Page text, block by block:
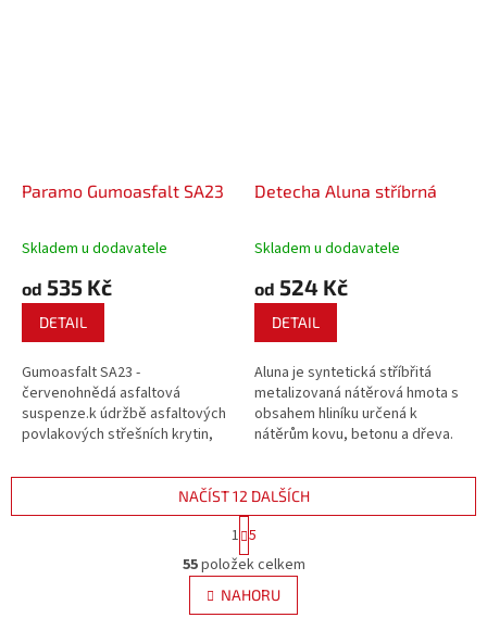
Paramo Gumoasfalt SA23
Skladem u dodavatele
od 535 Kč
DETAIL
Gumoasfalt SA23 -
červenohnědá asfaltová
suspenze.k údržbě asfaltových
povlakových střešních krytin,
střešních plášťů, těsněni
Detecha Aluna stříbrná
Skladem u dodavatele
od 524 Kč
DETAIL
Aluna je syntetická stříbřitá
metalizovaná nátěrová hmota s
obsahem hliníku určená k
nátěrům kovu, betonu a dřeva.
O
v
l
á
NAČÍST 12 DALŠÍCH
t
r
á
n
k
1 5
55položek celkem
NAHORU